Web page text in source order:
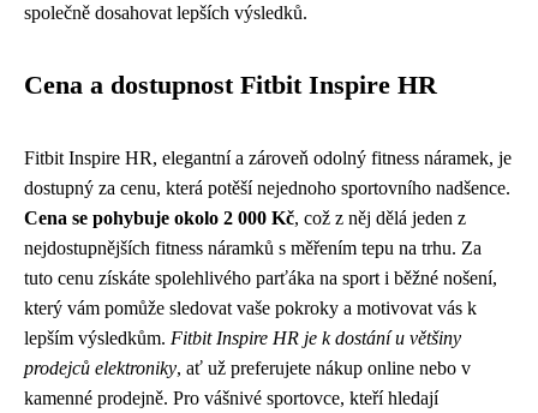
společně dosahovat lepších výsledků.
Cena a dostupnost Fitbit Inspire HR
Fitbit Inspire HR, elegantní a zároveň odolný fitness náramek, je
dostupný za cenu, která potěší nejednoho sportovního nadšence.
Cena se pohybuje okolo 2 000 Kč, což z něj dělá jeden z
nejdostupnějších fitness náramků s měřením tepu na trhu. Za
tuto cenu získáte spolehlivého parťáka na sport i běžné nošení,
který vám pomůže sledovat vaše pokroky a motivovat vás k
lepším výsledkům. Fitbit Inspire HR je k dostání u většiny
prodejců elektroniky, ať už preferujete nákup online nebo v
kamenné prodejně. Pro vášnivé sportovce, kteří hledají